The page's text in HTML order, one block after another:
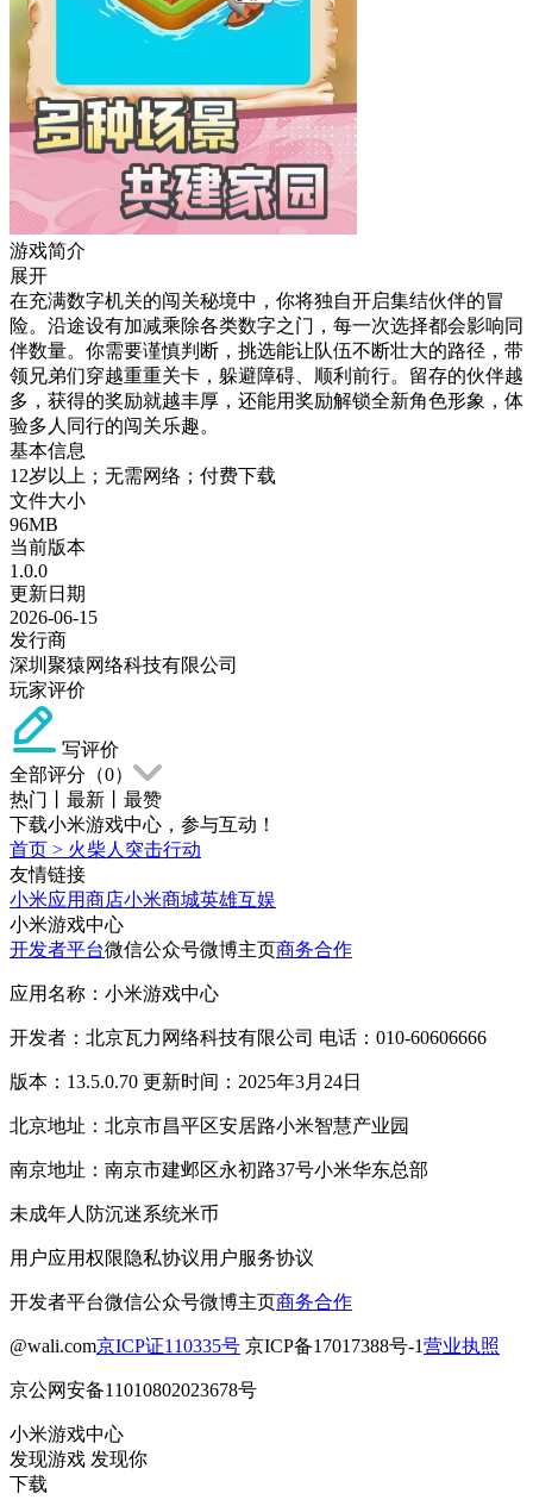
游戏简介
展开
在充满数字机关的闯关秘境中，你将独自开启集结伙伴的冒
险。沿途设有加减乘除各类数字之门，每一次选择都会影响同
伴数量。你需要谨慎判断，挑选能让队伍不断壮大的路径，带
领兄弟们穿越重重关卡，躲避障碍、顺利前行。留存的伙伴越
多，获得的奖励就越丰厚，还能用奖励解锁全新角色形象，体
验多人同行的闯关乐趣。
基本信息
12岁以上；无需网络；付费下载
文件大小
96MB
当前版本
1.0.0
更新日期
2026-06-15
发行商
深圳聚猿网络科技有限公司
玩家评价
写评价
全部评分（0）
热门
最新
最赞
下载小米游戏中心，参与互动！
首页 > 火柴人突击行动
友情链接
小米应用商店小米商城英雄互娱
小米游戏中心
开发者平台微信公众号微博主页商务合作
应用名称：小米游戏中心
开发者：北京瓦力网络科技有限公司 电话：010-60606666
版本：13.5.0.70 更新时间：2025年3月24日
北京地址：北京市昌平区安居路小米智慧产业园
南京地址：南京市建邺区永初路37号小米华东总部
未成年人防沉迷系统米币
用户应用权限隐私协议用户服务协议
开发者平台微信公众号微博主页商务合作
@wali.com京ICP证110335号 京ICP备17017388号-1营业执照
京公网安备11010802023678号
小米游戏中心
发现游戏 发现你
下载